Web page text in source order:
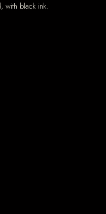
with black ink.